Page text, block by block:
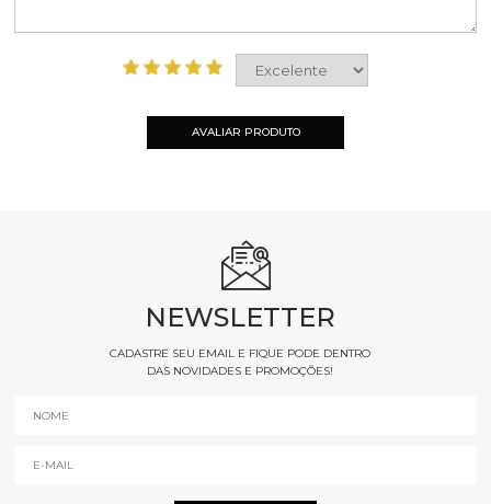
AVALIAR PRODUTO
NEWSLETTER
CADASTRE SEU EMAIL E FIQUE PODE DENTRO
DAS NOVIDADES E PROMOÇÕES!